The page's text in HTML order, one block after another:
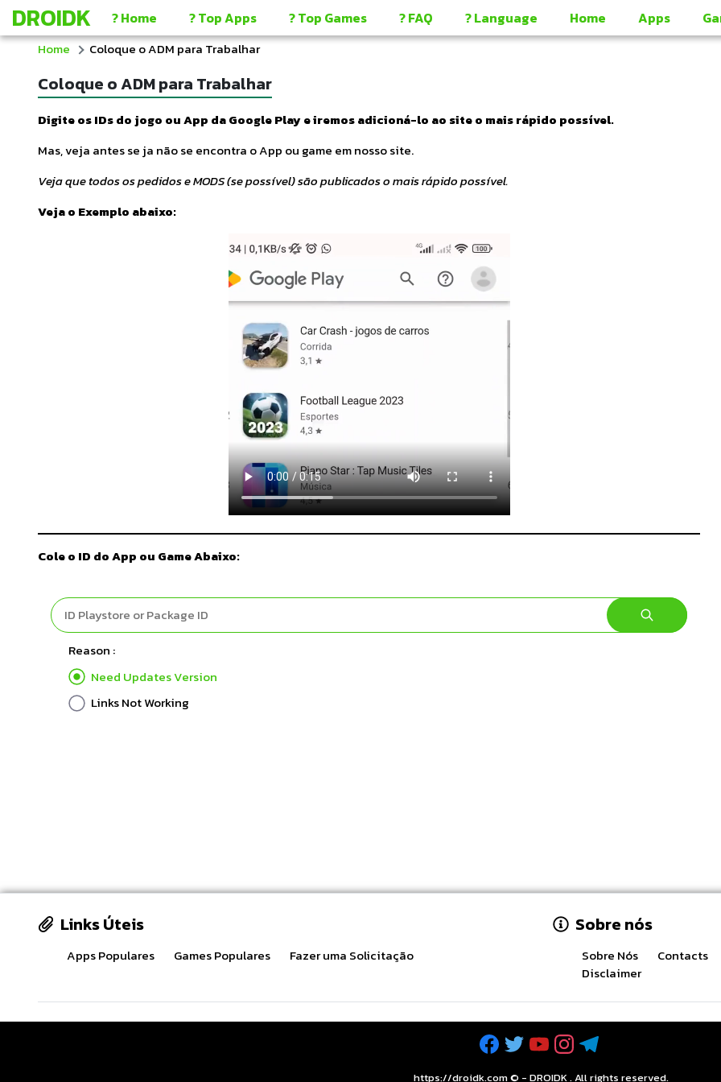
DROIDK ? Home ? Top Apps ? Top Games ? FAQ ? Language Home Apps
Home Coloque o ADM para Trabalhar
Coloque o ADM para Trabalhar
Digite os IDs do jogo ou App da Google Play e iremos adicioná-lo ao site o mais rápido possível.
Mas, veja antes se ja não se encontra o App ou game em nosso site.
Veja que todos os pedidos e MODS (se possível) são publicados o mais rápido possível.
Veja o Exemplo abaixo:
Cole o ID do App ou Game Abaixo:
Reason :
Need Updates Version
Links Not Working
Links Úteis
Apps Populares Games Populares Fazer uma Solicitação
Sobre nós
Sobre Nós
Contacts
Disclaimer
https://droidk.com © - DROIDK. All rights reserved.